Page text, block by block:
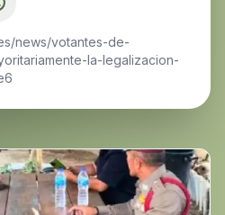
news/votantes-de-
la-legalizacion-